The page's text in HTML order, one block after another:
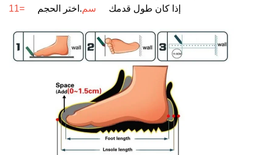
إذا كان طول قدمك
.اختر الحجم